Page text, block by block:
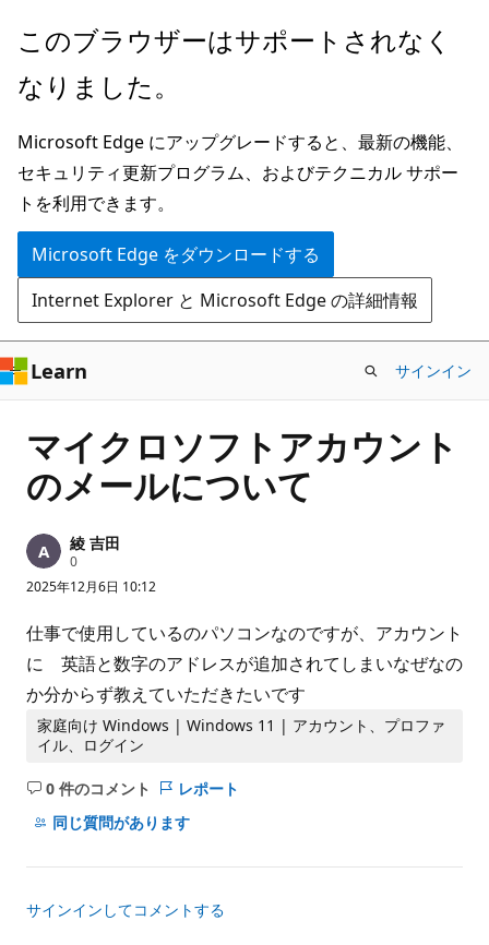
メ
ン
ン
テ
ン
ツ
に
ス
キ
ッ
プ
このブラウザーはサポートされなく
なりました。
Microsoft Edge にアップグレードすると、最新の機能、
セキュリティ更新プログラム、およびテクニカル サポー
トを利用できます。
Microsoft Edge をダウンロードする
Internet Explorer と Microsoft Edge の詳細情報
Learn サインイン
マイクロソフトアカウント
のメールについて
綾 吉田
0評
価
の
イ
ン
ト
2025年12月6日 10:12
仕事で使用しているのパソコンなのですが、アカウント
に 英語と数字のアドレスが追加されてしまいなぜなの
か分からず教えていただきたいです
家庭向け Windows | Windows 11 | アカウント、プロファ
イル、ログイン
0 件のコメント
コ
メ
ト
あ
レポート
同じ質問があります
サインインしてコメントする